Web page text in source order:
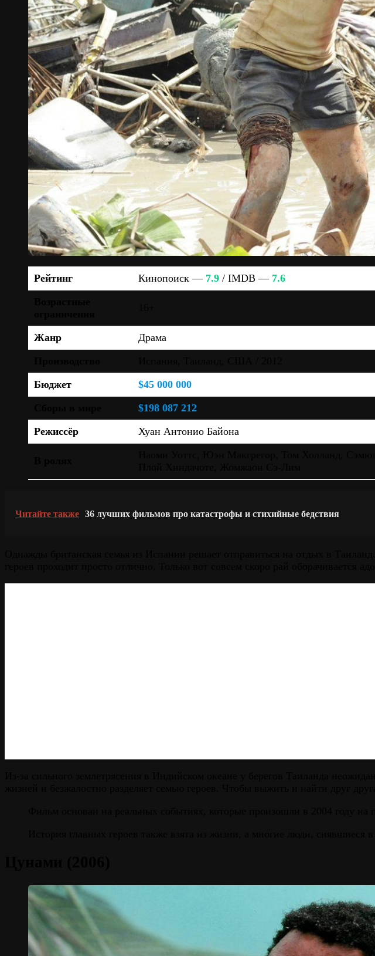
Рейтинг Кинопоиск — 7.9 / IMDB — 7.6
Жанр
Драма
Бюджет
$45 000 000
$198 087 212
Режиссёр
Хуан Антонио Байона
Читайте также 36 лучших фильмов про катастрофы и стихийные бедствия